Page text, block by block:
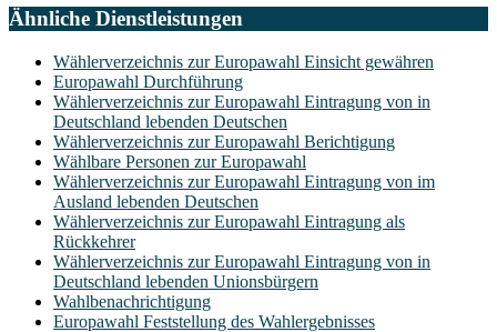
Ähnliche Dienstleistungen
Wählerverzeichnis zur Europawahl Einsicht gewähren
Europawahl Durchführung
Wählerverzeichnis zur Europawahl Eintragung von in
Deutschland lebenden Deutschen
Wählerverzeichnis zur Europawahl Berichtigung
Wählbare Personen zur Europawahl
Wählerverzeichnis zur Europawahl Eintragung von im
Ausland lebenden Deutschen
Wählerverzeichnis zur Europawahl Eintragung als
Rückkehrer
Wählerverzeichnis zur Europawahl Eintragung von in
Deutschland lebenden Unionsbürgern
Wahlbenachrichtigung
Europawahl Feststellung des Wahlergebnisses